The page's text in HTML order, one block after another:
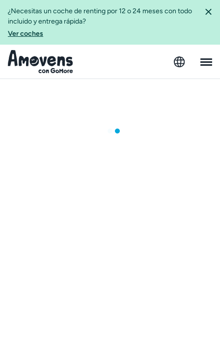
¿Necesitas un coche de renting por 12 o 24 meses con todo
incluido y entrega rápida?
Ver coches